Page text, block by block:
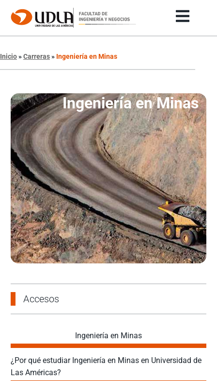
Inicio»Carreras» Ingeniería en Minas
Ingeniería en Minas
Accesos
Ingeniería en Minas
¿Por qué estudiar Ingeniería en Minas en Universidad de
Las Américas?